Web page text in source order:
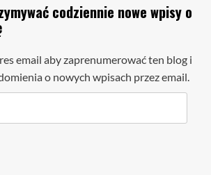
codziennie nowe wpisy o
email aby zaprenumerować ten blog i
o nowych wpisach przez email.